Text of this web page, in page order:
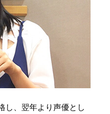
し、翌年より声優とし